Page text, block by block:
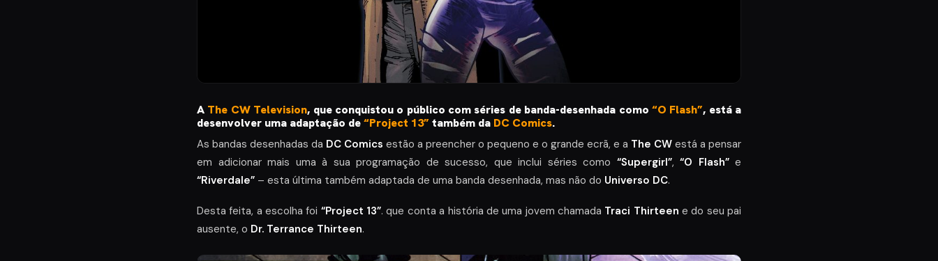
A The CW Television, que conquistou o público com séries de banda-desenhada como “O Flash”, está a
desenvolver uma adaptação de“Project 13” também da DC Comics.
As bandas desenhadas da DC Comics estão a preencher o pequeno e o grande ecrã, e a The CW está a pensar
em adicionar mais uma à sua programação de sucesso, que inclui séries como “Supergirl”, “O Flash”e
“Riverdale” – esta última também adaptada de uma banda desenhada, mas não do Universo DC.
Desta feita, a escolha foi “Project 13”. que conta a história de uma jovem chamada Traci Thirteen e do seu pai
ausente, o Dr. Terrance Thirteen.